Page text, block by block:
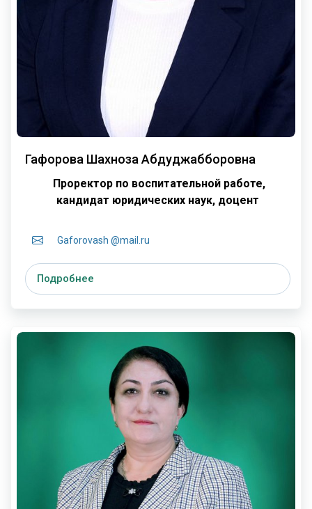
Гафорова Шахноза Абдуджабборовна
Проректор по воспитательной работе,
кандидат юридических наук, доцент
Gaforovash @mail.ru
Подробнее